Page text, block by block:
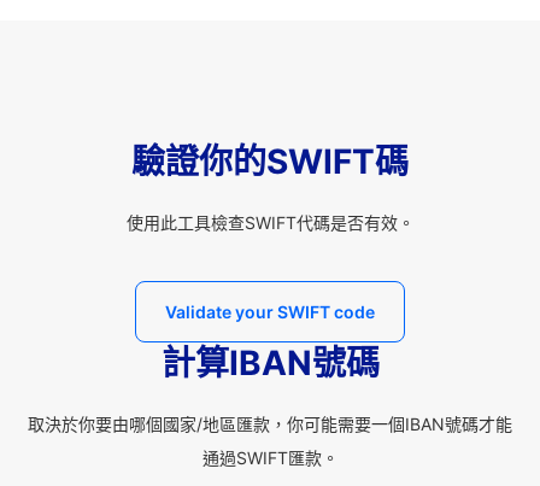
驗證你的SWIFT碼
使用此工具檢查SWIFT代碼是否有效。
Validate your SWIFT code
計算IBAN號碼
取決於你要由哪個國家/地區匯款，你可能需要一個IBAN號碼才能
通過SWIFT匯款。